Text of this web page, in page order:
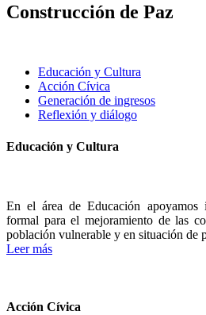
Construcción de Paz
Educación y Cultura
Acción Cívica
Generación de ingresos
Reflexión y diálogo
Educación y Cultura
En el área de Educación apoyamos
formal para el mejoramiento de las
población vulnerable y en situación de
Leer más
Acción Cívica